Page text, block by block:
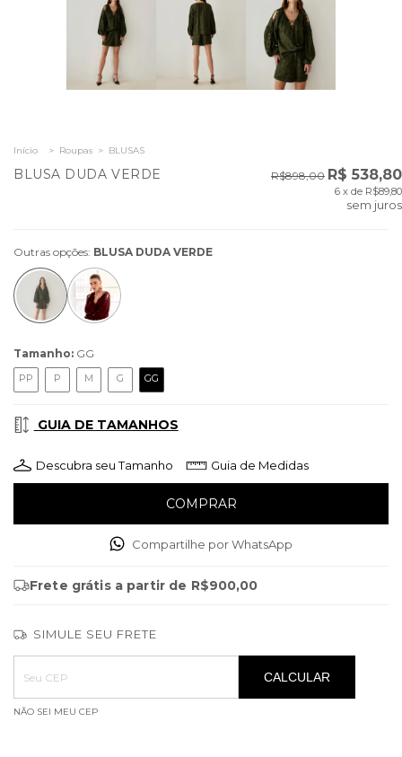
Início > Roupas > BLUSAS
BLUSA DUDA VERDE R$898,00 R$ 538,80
6 x de R$89,80
sem juros
Outras opções: BLUSA DUDA VERDE
Tamanho: GG
PP P M G GG
GUIA DE TAMANHOS
Descubra seu Tamanho Guia de Medidas
Compartilhe por WhatsApp
Frete grátis a partir de R$900,00
SIMULE SEU FRETE
Entregas para o CEP:
ALTERAR CEP
CALCULAR
NÃO SEI MEU CEP